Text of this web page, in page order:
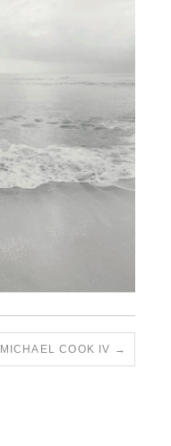
MICHAEL COOK IV